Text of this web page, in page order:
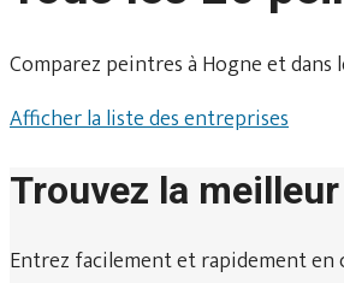
Comparez peintres à Hogne et
Afficher la liste des entreprises
Trouvez la
Entrez facilement et rapidement en